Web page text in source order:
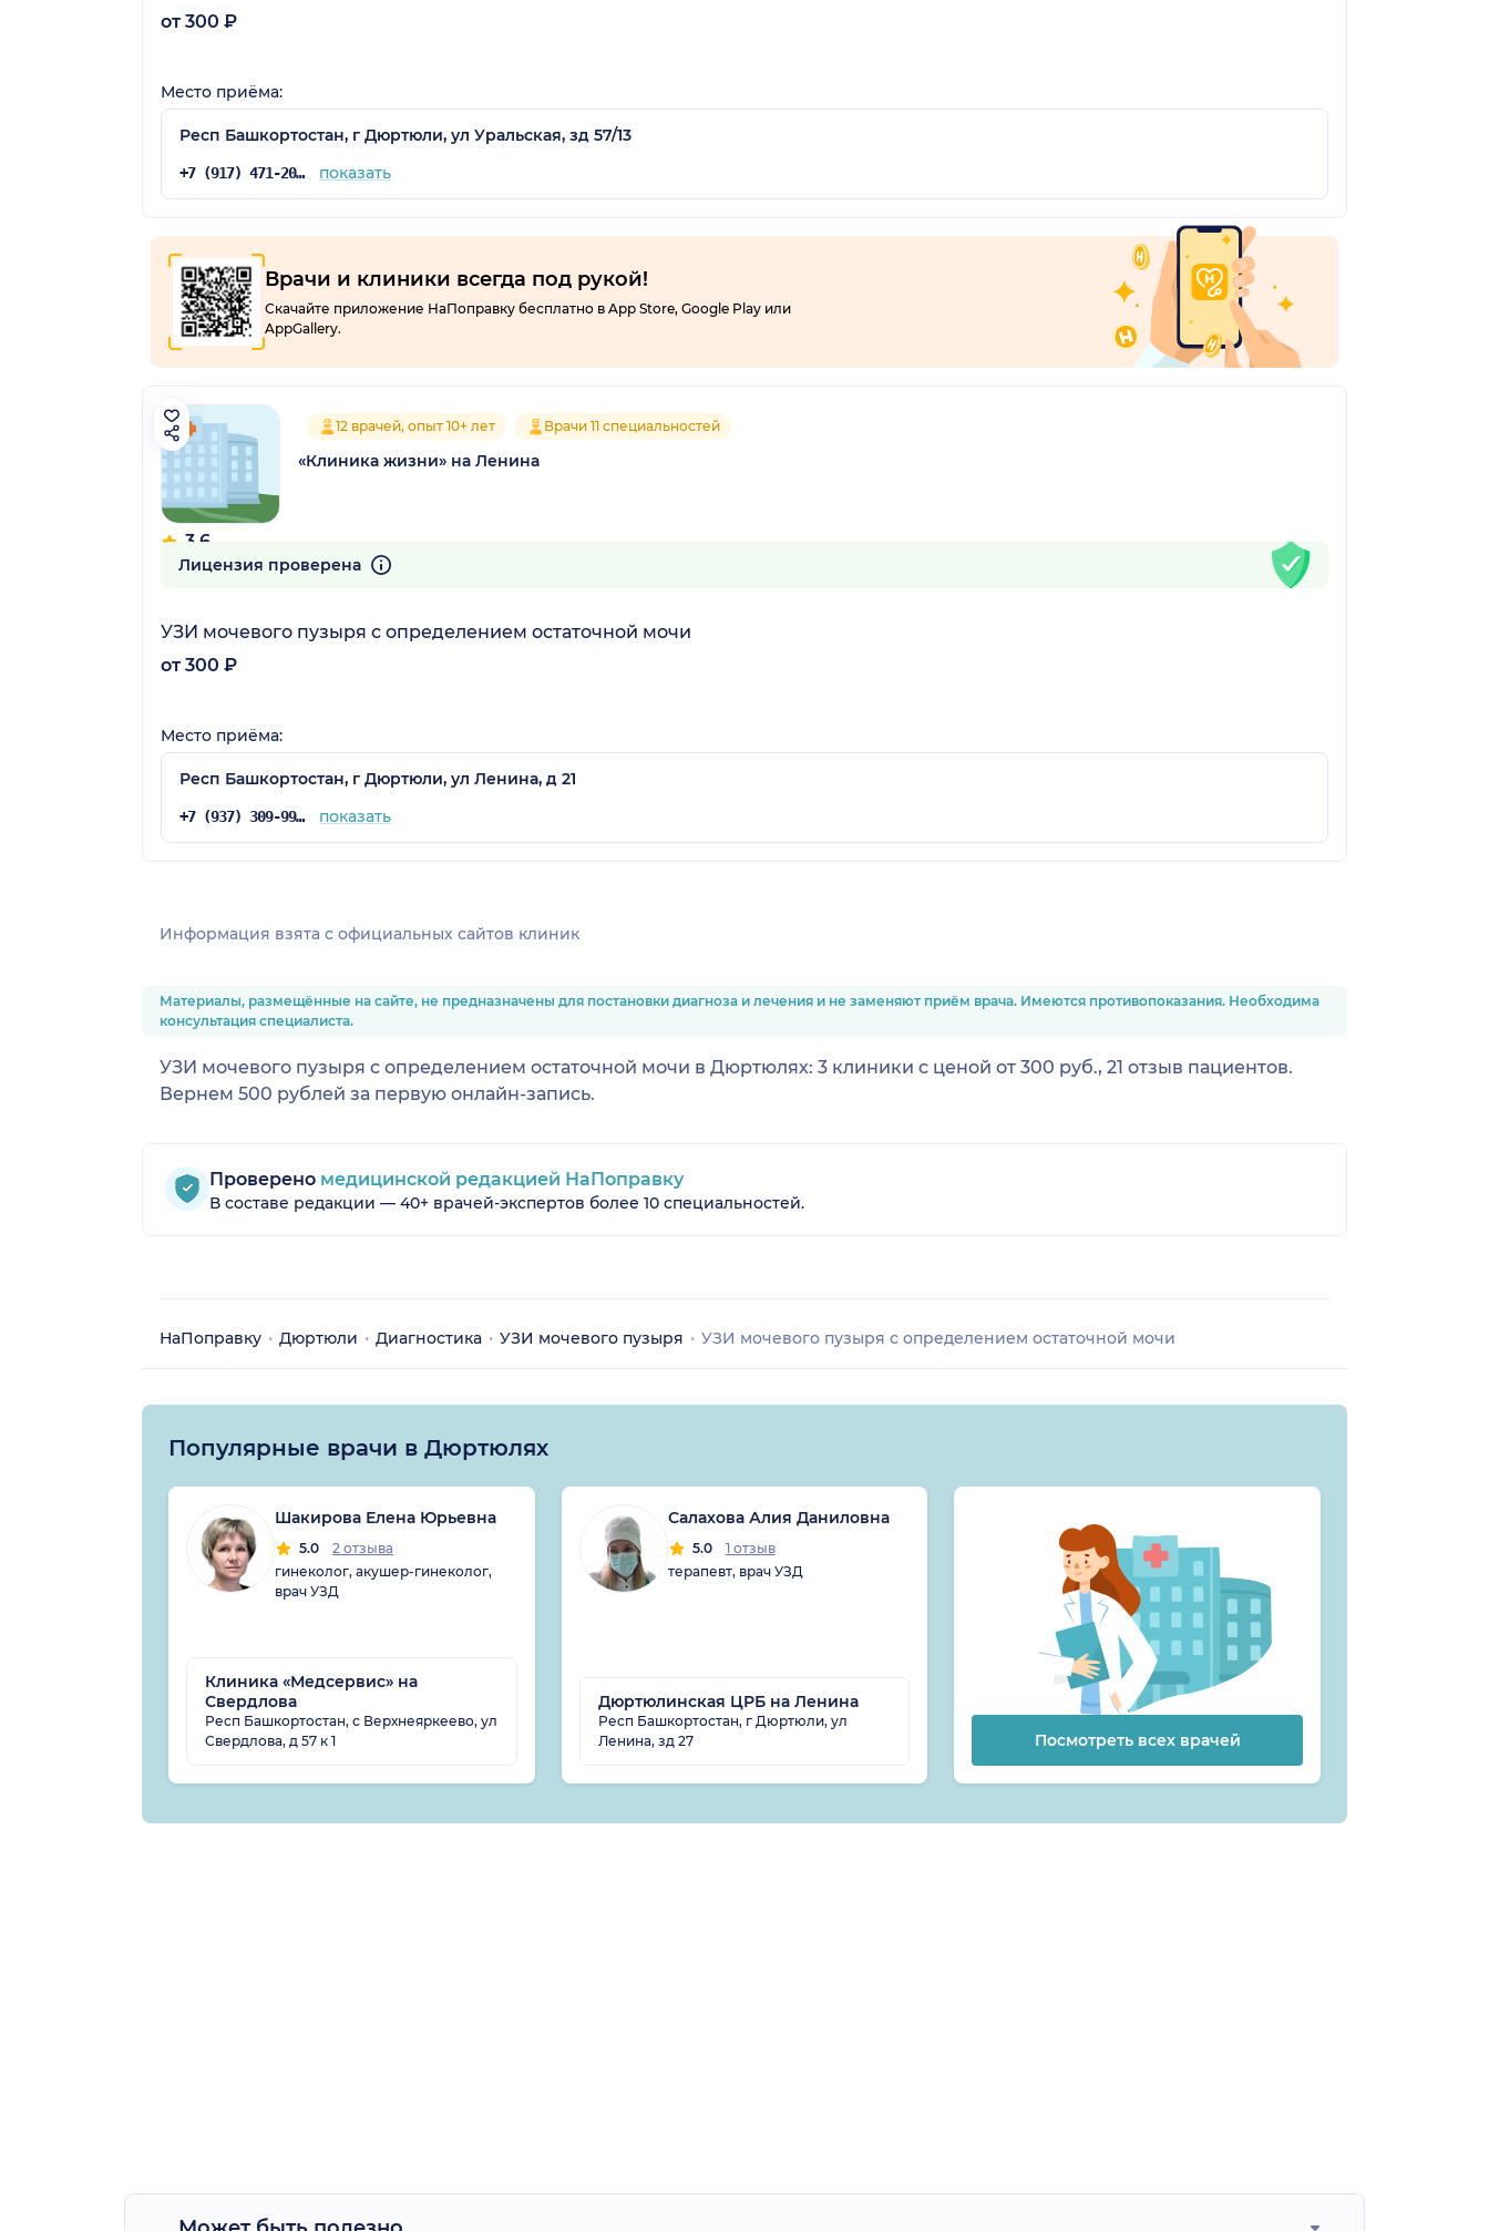
от 300 ₽
Место приёма:
Респ Башкортостан, г Дюртюли, ул Уральская, зд 57/13
+7 (917) 471-20-50 показать
Врачи и клиники всегда под рукой!
Скачайте приложение НаПоправку бесплатно в App Store, Google Play или
AppGallery.
3.6
5 отзывов
12 врачей, опыт 10+ лет Врачи 11 специальностей
«Клиника жизни» на Ленина
Лицензия проверена
УЗИ мочевого пузыря с определением остаточной мочи
от 300 ₽
Место приёма:
Респ Башкортостан, г Дюртюли, ул Ленина, д 21
+7 (937) 309-99-00 показать
Информация взята c официальных сайтов клиник
Материалы, размещённые на сайте, не предназначены для постановки диагноза и лечения и не заменяют приём врача. Имеются противопоказания. Необходима
консультация специалиста.
УЗИ мочевого пузыря с определением остаточной мочи в Дюртюлях: 3 клиники с ценой от 300 руб., 21 отзыв пациентов.
Вернем 500 рублей за первую онлайн-запись.
Проверено медицинской редакцией НаПоправку
В составе редакции — 40+ врачей-экспертов более 10 специальностей.
НаПоправку Дюртюли Диагностика УЗИ мочевого пузыря УЗИ мочевого пузыря с определением остаточной мочи
Популярные врачи в Дюртюлях
Шакирова Елена Юрьевна
5.0
2 отзыва
гинеколог, акушер-гинеколог,
врач УЗД
Клиника «Медсервис» на
Свердлова
Респ Башкортостан, с Верхнеяркеево, ул
Свердлова, д 57 к 1
Салахова Алия Даниловна
5.0
1 отзыв
терапевт, врач УЗД
Дюртюлинская ЦРБ на Ленина
Респ Башкортостан, г Дюртюли, ул
Ленина, зд 27
Посмотреть всех врачей